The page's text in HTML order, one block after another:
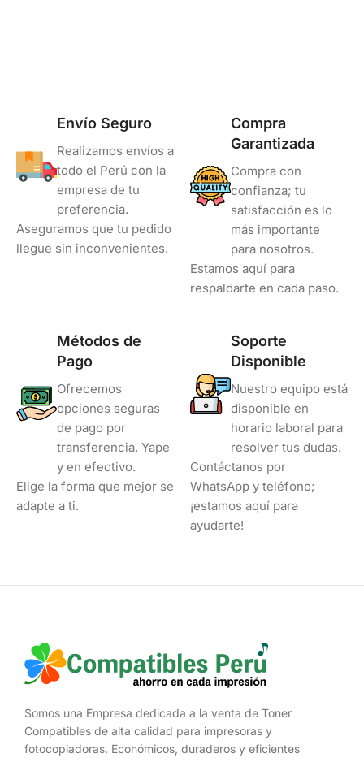
Envío Seguro
Realizamos envíos a
todo el Perú con la
empresa de tu
preferencia.
Aseguramos que tu pedido
llegue sin inconvenientes.
Compra
Garantizada
Compra con
confianza; tu
satisfacción es lo
más importante
para nosotros.
Estamos aquí para
respaldarte en cada paso.
Métodos de
Pago
Ofrecemos
opciones seguras
de pago por
transferencia, Yape
y en efectivo.
Elige la forma que mejor se
adapte a ti.
Soporte
Disponible
Nuestro equipo está
disponible en
horario laboral para
resolver tus dudas.
Contáctanos por
WhatsApp y teléfono;
¡estamos aquí para
ayudarte!
Somos una Empresa dedicada a la venta de Toner
Compatibles de alta calidad para impresoras y
fotocopiadoras. Económicos, duraderos y eficientes